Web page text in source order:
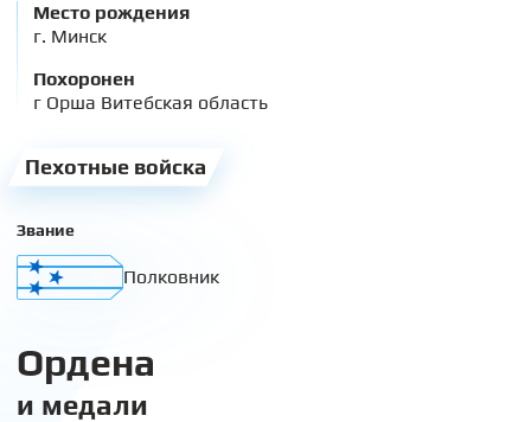
Место рождения
г. Минск
Похоронен
г Орша Витебская область
Пехотные войска
Звание
Полковник
Ордена
и медали